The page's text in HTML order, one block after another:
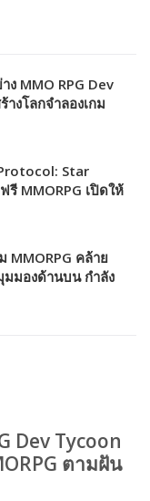
MMO RPG Dev
งโลกจำลองเกม
Star
รี MMORPG เปิดให้
MMORPG คล้าย
มองด้านบน กำลัง
Dev Tycoon
ตามฝัน